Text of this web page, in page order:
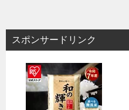
ビ
ゲ
スポンサードリンク